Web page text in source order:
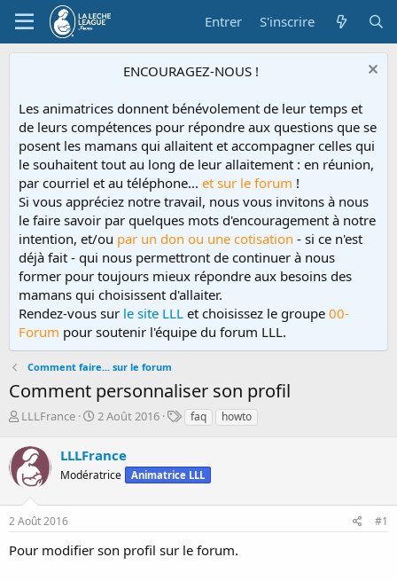
Entrer S'inscrire
ENCOURAGEZ-NOUS !
Les animatrices donnent bénévolement de leur temps et
de leurs compétences pour répondre aux questions que se
posent les mamans qui allaitent et accompagner celles qui
le souhaitent tout au long de leur allaitement : en réunion,
par courriel et au téléphone... et sur le forum !
Si vous appréciez notre travail, nous vous invitons à nous
le faire savoir par quelques mots d'encouragement à notre
intention, et/ou par un don ou une cotisation - si ce n'est
déjà fait - qui nous permettront de continuer à nous
former pour toujours mieux répondre aux besoins des
mamans qui choisissent d'allaiter.
Rendez-vous sur le site LLL et choisissez le groupe 00-
Forum pour soutenir l'équipe du forum LLL.
Comment faire... sur le forum
Comment personnaliser son profil
D
m
a
r
é
e
a
LLLFrance
D
e
d
d
u
2 Août 2016
T
s
faq howto
LLLFrance
Modératrice Animatrice LLL
2 Août 2016 #1
Pour modifier son profil sur le forum.